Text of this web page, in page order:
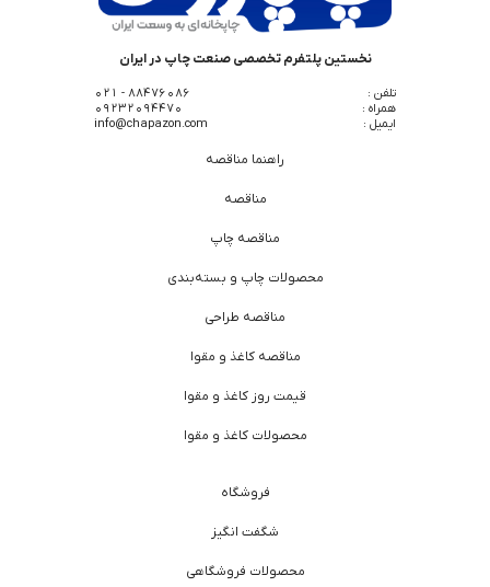
نخستین پلتفرم تخصصی صنعت چاپ در ایران
تلفن :
88476086 - 021
همراه :
09232094470
ایمیل :
info@chapazon.com
راهنما مناقصه
مناقصه
مناقصه چاپ
محصولات چاپ و بسته‌بندی
مناقصه طراحی
مناقصه کاغذ و مقوا
قیمت روز کاغذ و مقوا
محصولات کاغذ و مقوا
فروشگاه
شگفت انگیز
محصولات فروشگاهی